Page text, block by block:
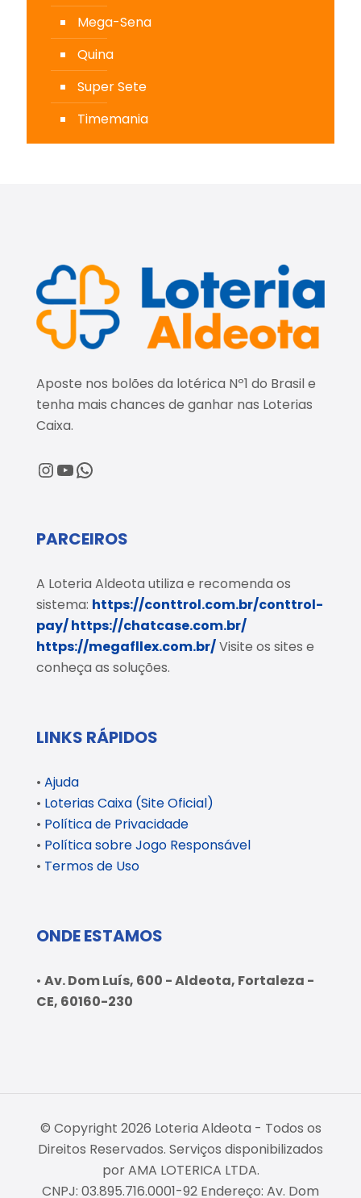
Mega-Sena
Quina
Super Sete
Timemania
Aposte nos bolões da lotérica Nº1 do Brasil e
tenha mais chances de ganhar nas Loterias
Caixa.
@loteriaaldeota
@loteriaaldeota
Central de Atendimento
PARCEIROS
A Loteria Aldeota utiliza e recomenda os
sistema: https://conttrol.com.br/conttrol-
pay/https://chatcase.com.br/
https://megafllex.com.br/Visite os sites e
conheça as soluções.
LINKS RÁPIDOS
• Ajuda
• Loterias Caixa (Site Oficial)
• Política de Privacidade
• Política sobre Jogo Responsável
• Termos de Uso
ONDE ESTAMOS
• Av. Dom Luís, 600 - Aldeota, Fortaleza -
CE, 60160-230
© Copyright 2026 Loteria Aldeota - Todos os
Direitos Reservados. Serviços disponibilizados
por AMA LOTERICA LTDA.
CNPJ: 03.895.716.0001-92 Endereço: Av. Dom